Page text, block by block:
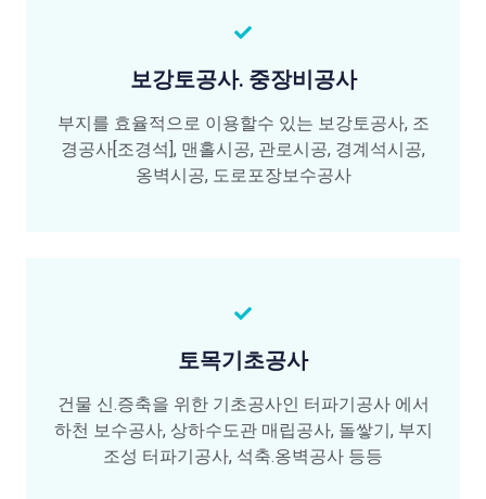
보강토공사. 중장비공사
부지를 효율적으로 이용할수 있는 보강토공사, 조
경공사[조경석], 맨홀시공, 관로시공, 경계석시공,
옹벽시공, 도로포장보수공사
토목기초공사
건물 신.증축을 위한 기초공사인 터파기공사 에서
하천 보수공사, 상하수도관 매립공사, 돌쌓기, 부지
조성 터파기공사, 석축.옹벽공사 등등